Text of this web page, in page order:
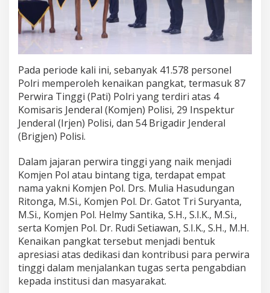
g
p
a
t
P
e
r
a
R
a
i
h
B
i
n
t
a
g
Pada periode kali ini, sebanyak 41.578 personel
Polri memperoleh kenaikan pangkat, termasuk 87
Perwira Tinggi (Pati) Polri yang terdiri atas 4
Komisaris Jenderal (Komjen) Polisi, 29 Inspektur
Jenderal (Irjen) Polisi, dan 54 Brigadir Jenderal
(Brigjen) Polisi.
Dalam jajaran perwira tinggi yang naik menjadi
Komjen Pol atau bintang tiga, terdapat empat
nama yakni Komjen Pol. Drs. Mulia Hasudungan
Ritonga, M.Si., Komjen Pol. Dr. Gatot Tri Suryanta,
M.Si., Komjen Pol. Helmy Santika, S.H., S.I.K., M.Si.,
serta Komjen Pol. Dr. Rudi Setiawan, S.I.K., S.H., M.H.
Kenaikan pangkat tersebut menjadi bentuk
apresiasi atas dedikasi dan kontribusi para perwira
tinggi dalam menjalankan tugas serta pengabdian
kepada institusi dan masyarakat.